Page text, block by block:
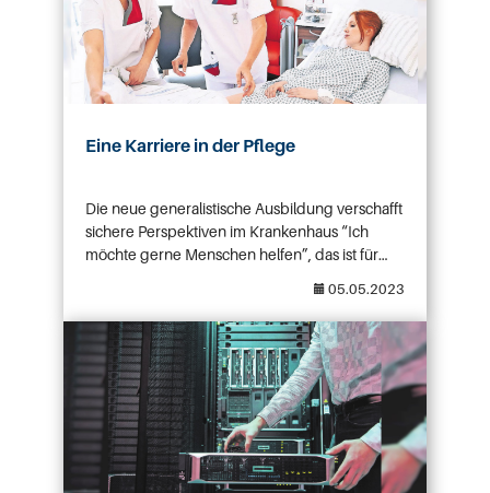
Eine Karriere in der Pflege
Die neue generalistische Ausbildung verschafft
sichere Perspektiven im Krankenhaus “Ich
möchte gerne Menschen helfen”, das ist für
anzustreben. Und in der Praxis zeigt sich dann:
,,Man kann etwas verzögert. Man kann Leben
besser machen. Der Mensch trägt
Verantwortung. Man erhält Anerkennung und
Wertschätzung.” Es sind die Pflegekräfte, die
am intensivsten […]
The post Eine Karriere in der Pflege appeared
05.05.2023